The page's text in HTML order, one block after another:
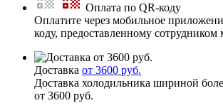
Оплата по QR-коду
Оплатите через мобильное
коду, предоставленному сотрудником
Доставка от 3600 руб.
Доставка холодильника шириной
от 3600 руб.